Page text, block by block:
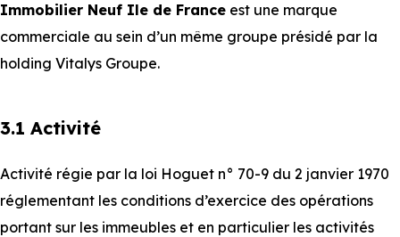
Immobilier Neuf Ile de France est une marque
commerciale au sein d’un même groupe présidé par la
holding Vitalys Groupe.
3.1 Activité
Activité régie par la loi Hoguet n° 70-9 du 2 janvier 1970
réglementant les conditions d’exercice des opérations
portant sur les immeubles et en particulier les activités